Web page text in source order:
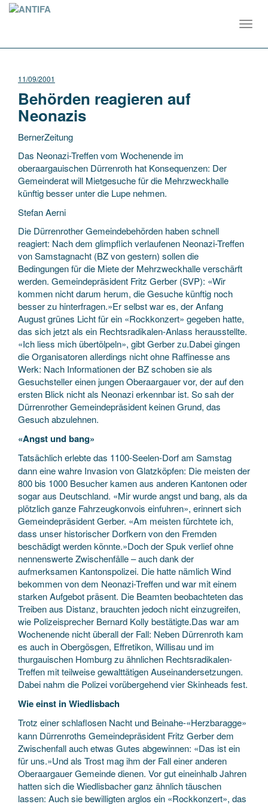
11/09/2001
Behörden reagieren auf
Neonazis
BernerZeitung
Das Neonazi-Treffen vom Wochenende im
oberaargauischen Dürrenroth hat Konsequenzen: Der
Gemeinderat will Mietgesuche für die Mehrzweckhalle
künftig besser unter die Lupe nehmen.
Stefan Aerni
Die Dürrenrother Gemeindebehörden haben schnell
reagiert: Nach dem glimpflich verlaufenen Neonazi-Treffen
von Samstagnacht (BZ von gestern) sollen die
Bedingungen für die Miete der Mehrzweckhalle verschärft
werden. Gemeindepräsident Fritz Gerber (SVP): «Wir
kommen nicht darum herum, die Gesuche künftig noch
besser zu hinterfragen.»Er selbst war es, der Anfang
August grünes Licht für ein «Rockkonzert» gegeben hatte,
das sich jetzt als ein Rechtsradikalen-Anlass herausstellte.
«Ich liess mich übertölpeln», gibt Gerber zu.Dabei gingen
die Organisatoren allerdings nicht ohne Raffinesse ans
Werk: Nach Informationen der BZ schoben sie als
Gesuchsteller einen jungen Oberaargauer vor, der auf den
ersten Blick nicht als Neonazi erkennbar ist. So sah der
Dürrenrother Gemeindepräsident keinen Grund, das
Gesuch abzulehnen.
«Angst und bang»
Tatsächlich erlebte das 1100-Seelen-Dorf am Samstag
dann eine wahre Invasion von Glatzköpfen: Die meisten der
800 bis 1000 Besucher kamen aus anderen Kantonen oder
sogar aus Deutschland. «Mir wurde angst und bang, als da
plötzlich ganze Fahrzeugkonvois einfuhren», erinnert sich
Gemeindepräsident Gerber. «Am meisten fürchtete ich,
dass unser historischer Dorfkern von den Fremden
beschädigt werden könnte.»Doch der Spuk verlief ohne
nennenswerte Zwischenfälle – auch dank der
aufmerksamen Kantonspolizei. Die hatte nämlich Wind
bekommen von dem Neonazi-Treffen und war mit einem
starken Aufgebot präsent. Die Beamten beobachteten das
Treiben aus Distanz, brauchten jedoch nicht einzugreifen,
wie Polizeisprecher Bernard Kolly bestätigte.Das war am
Wochenende nicht überall der Fall: Neben Dürrenroth kam
es auch in Obergösgen, Effretikon, Willisau und im
thurgauischen Homburg zu ähnlichen Rechtsradikalen-
Treffen mit teilweise gewalttätigen Auseinandersetzungen.
Dabei nahm die Polizei vorübergehend vier Skinheads fest.
Wie einst in Wiedlisbach
Trotz einer schlaflosen Nacht und Beinahe-«Herzbaragge»
kann Dürrenroths Gemeindepräsident Fritz Gerber dem
Zwischenfall auch etwas Gutes abgewinnen: «Das ist ein
für uns.»Und als Trost mag ihm der Fall einer anderen
Oberaargauer Gemeinde dienen. Vor gut eineinhalb Jahren
hatten sich die Wiedlisbacher ganz ähnlich täuschen
lassen: Auch sie bewilligten arglos ein «Rockkonzert», das